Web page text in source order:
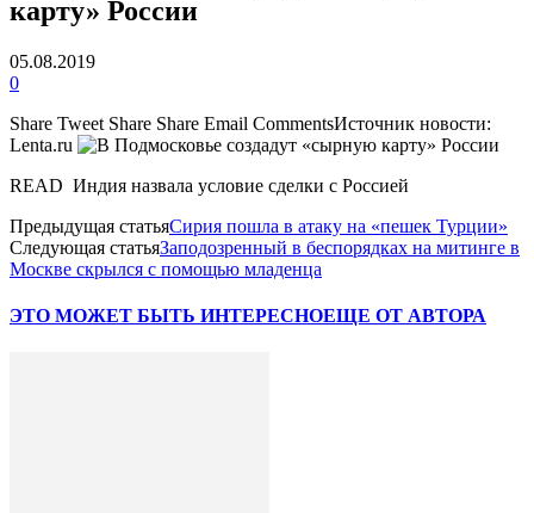
карту» России
05.08.2019
0
Share Tweet Share Share Email CommentsИсточник новости:
Lenta.ru
READ Индия назвала условие сделки с Россией
Предыдущая статьяСирия пошла в атаку на «пешек Турции»
Следующая статьяЗаподозренный в беспорядках на митинге в
Москве скрылся с помощью младенца
ЭТО МОЖЕТ БЫТЬ ИНТЕРЕСНОЕЩЕ ОТ АВТОРА